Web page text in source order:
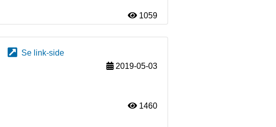
1059
Se link-side
2019-05-03
1460